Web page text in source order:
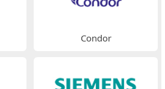
Condor